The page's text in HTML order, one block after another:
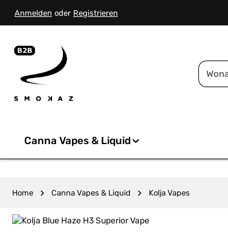
Zur Hauptnavigation springen
Anmelden oder Registrieren
Canna Vapes & Liquid
Home Canna Vapes & Liquid Kolja Vapes
Bildergalerie überspringen